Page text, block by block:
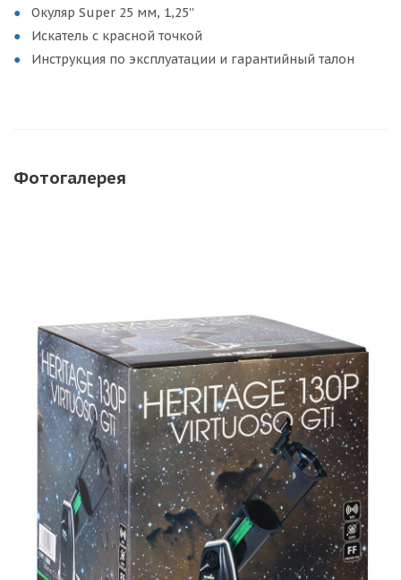
Окуляр Super 25 мм, 1,25''
Искатель с красной точкой
Инструкция по эксплуатации и гарантийный талон
Фотогалерея